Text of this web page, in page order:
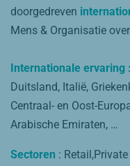
doorgedreven
Mens & Organisatie
Internationale ervaring :
Duitsland, Italië,
Centraal- en Oost-
Arabische Emiraten, …
Sectoren : Retail,